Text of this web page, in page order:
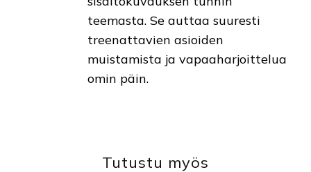
teemasta. Se auttaa suuresti
treenattavien asioiden
muistamista ja vapaaharjoittelua
omin päin.
Tutustu myös